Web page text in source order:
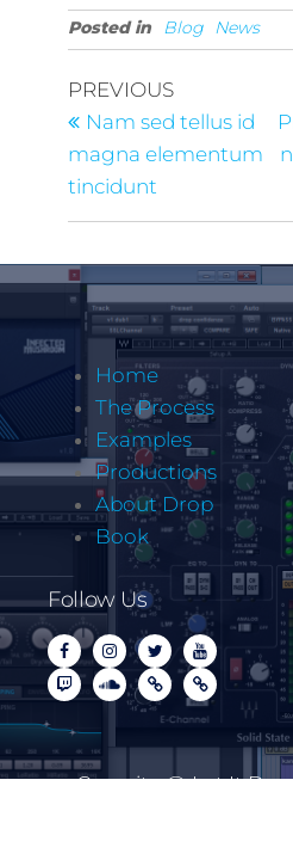
Posted in Blog News
PREVIOUS
Nam sed tellus id
magna elementum
tincidunt
Home
The Process
Examples
Productions
About Drop
Book
Follow Us
Copyrite @ Let It